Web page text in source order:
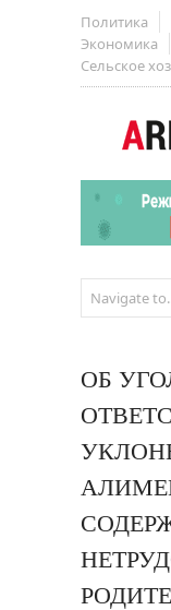
Политика
Экономика
Сельское
ОБ